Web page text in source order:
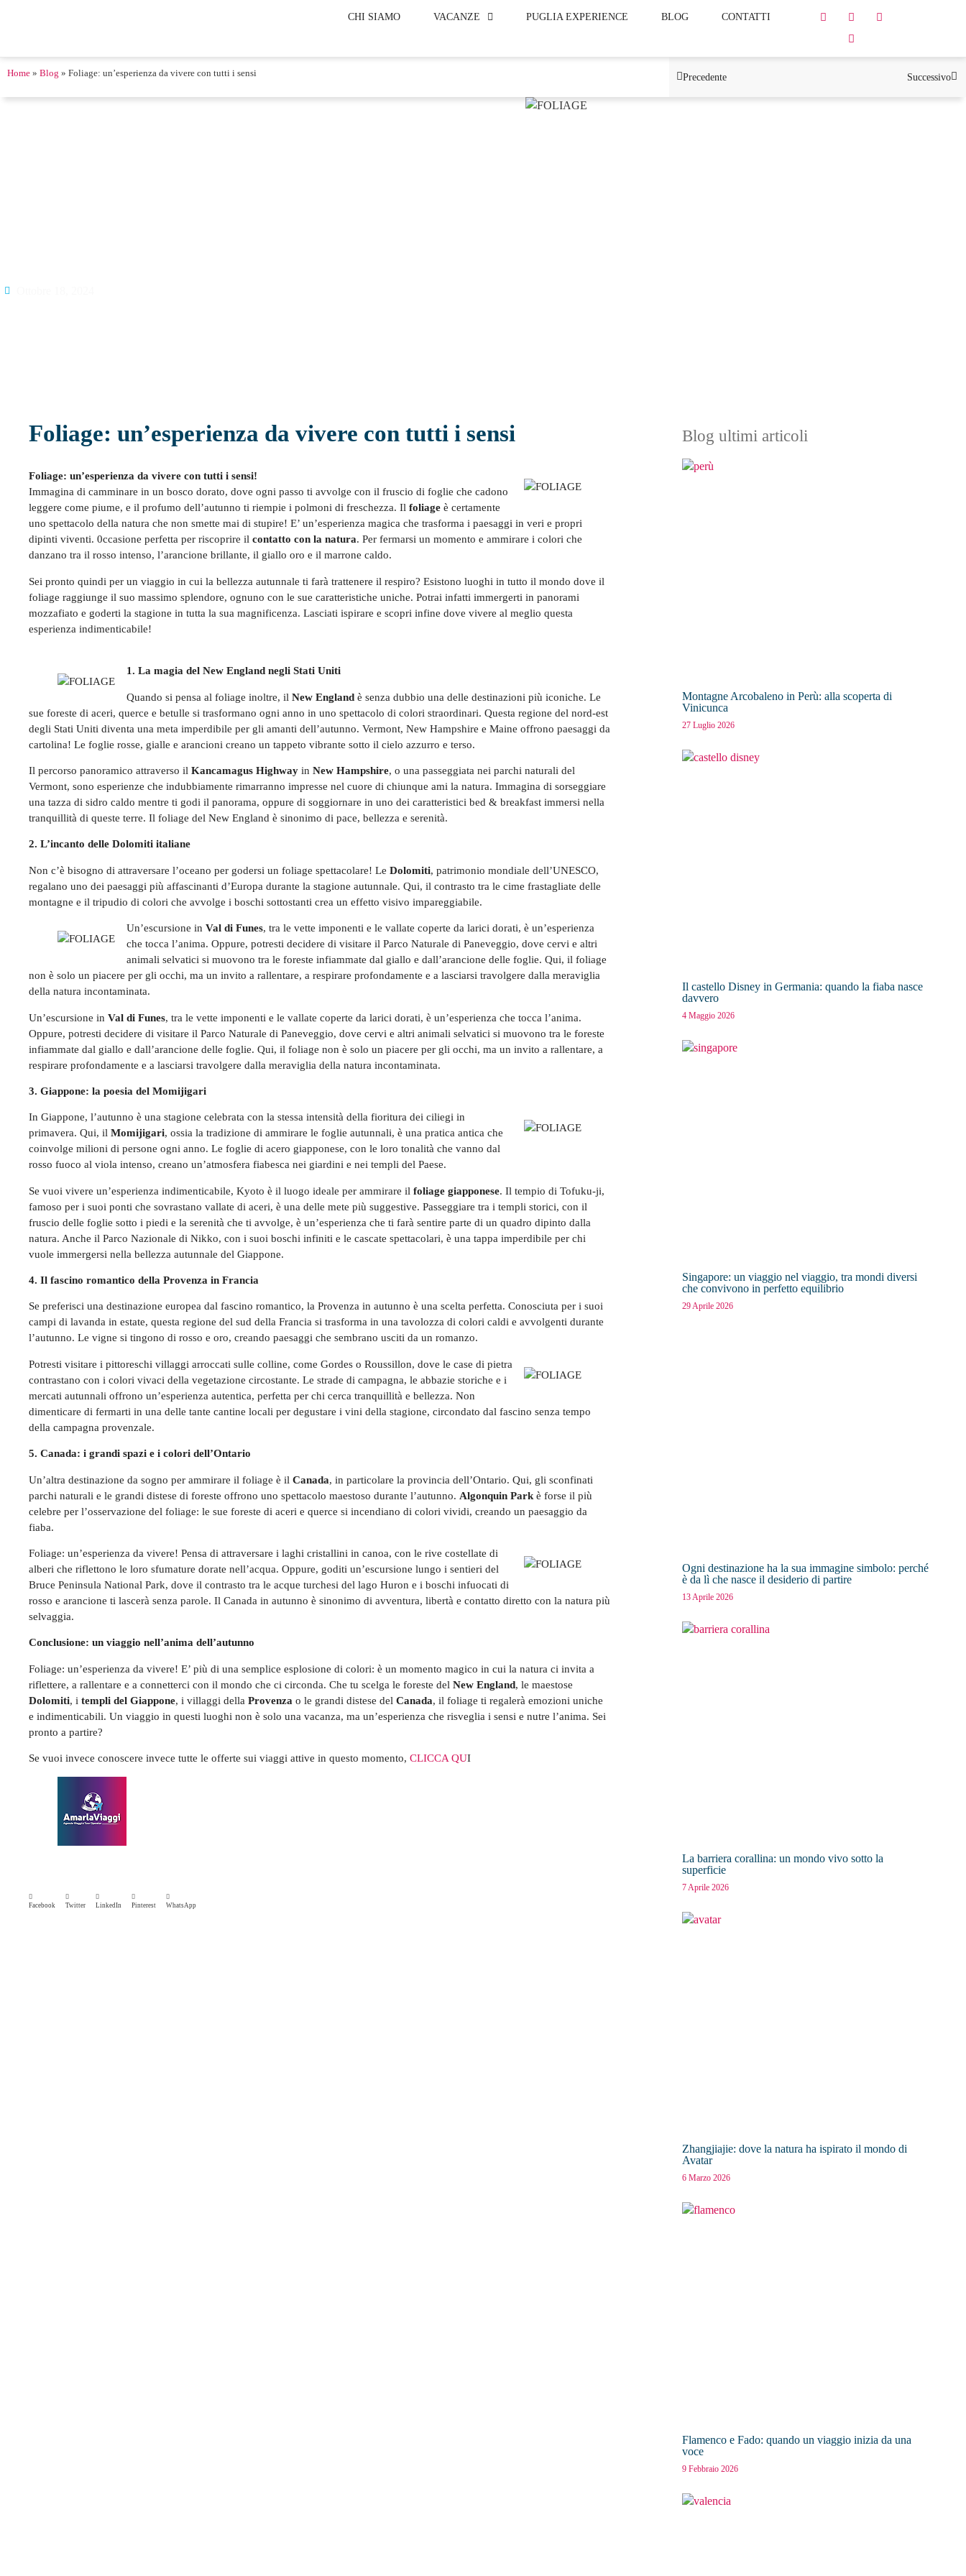
CHI SIAMO VACANZE PUGLIA EXPERIENCE BLOG CONTATTI
Home » Blog » Foliage: un’esperienza da vivere con tutti i sensi Precedente Successivo
Foliage: un’esperienza da vivere con tutti i sensi
Foliage: un’esperienza da vivere con tutti i sensi!
Immagina di camminare in un bosco dorato, dove ogni passo ti avvolge con il fruscio di foglie che cadono
leggere come piume, e il profumo dell’autunno ti riempie i polmoni di freschezza. Il foliage è certamente
uno spettacolo della natura che non smette mai di stupire! E’ un’esperienza magica che trasforma i paesaggi in veri e propri
dipinti viventi. 0ccasione perfetta per riscoprire il contatto con la natura. Per fermarsi un momento e ammirare i colori che
danzano tra il rosso intenso, l’arancione brillante, il giallo oro e il marrone caldo.
Sei pronto quindi per un viaggio in cui la bellezza autunnale ti farà trattenere il respiro? Esistono luoghi in tutto il mondo dove il
foliage raggiunge il suo massimo splendore, ognuno con le sue caratteristiche uniche. Potrai infatti immergerti in panorami
mozzafiato e goderti la stagione in tutta la sua magnificenza. Lasciati ispirare e scopri infine dove vivere al meglio questa
esperienza indimenticabile!
1. La magia del New England negli Stati Uniti
Quando si pensa al foliage inoltre, il New England è senza dubbio una delle destinazioni più iconiche. Le
sue foreste di aceri, querce e betulle si trasformano ogni anno in uno spettacolo di colori straordinari. Questa regione del nord-est
degli Stati Uniti diventa una meta imperdibile per gli amanti dell’autunno. Vermont, New Hampshire e Maine offrono paesaggi da
cartolina! Le foglie rosse, gialle e arancioni creano un tappeto vibrante sotto il cielo azzurro e terso.
Il percorso panoramico attraverso il Kancamagus Highway in New Hampshire, o una passeggiata nei parchi naturali del
Vermont, sono esperienze che indubbiamente rimarranno impresse nel cuore di chiunque ami la natura. Immagina di sorseggiare
una tazza di sidro caldo mentre ti godi il panorama, oppure di soggiornare in uno dei caratteristici bed & breakfast immersi nella
tranquillità di queste terre. Il foliage del New England è sinonimo di pace, bellezza e serenità.
2. L’incanto delle Dolomiti italiane
Non c’è bisogno di attraversare l’oceano per godersi un foliage spettacolare! Le Dolomiti, patrimonio mondiale dell’UNESCO,
regalano uno dei paesaggi più affascinanti d’Europa durante la stagione autunnale. Qui, il contrasto tra le cime frastagliate delle
montagne e il tripudio di colori che avvolge i boschi sottostanti crea un effetto visivo impareggiabile.
Un’escursione in Val di Funes, tra le vette imponenti e le vallate coperte da larici dorati, è un’esperienza
che tocca l’anima. Oppure, potresti decidere di visitare il Parco Naturale di Paneveggio, dove cervi e altri
animali selvatici si muovono tra le foreste infiammate dal giallo e dall’arancione delle foglie. Qui, il foliage
non è solo un piacere per gli occhi, ma un invito a rallentare, a respirare profondamente e a lasciarsi travolgere dalla meraviglia
della natura incontaminata.
Un’escursione in Val di Funes, tra le vette imponenti e le vallate coperte da larici dorati, è un’esperienza che tocca l’anima.
Oppure, potresti decidere di visitare il Parco Naturale di Paneveggio, dove cervi e altri animali selvatici si muovono tra le foreste
infiammate dal giallo e dall’arancione delle foglie. Qui, il foliage non è solo un piacere per gli occhi, ma un invito a rallentare, a
respirare profondamente e a lasciarsi travolgere dalla meraviglia della natura incontaminata.
3. Giappone: la poesia del Momijigari
In Giappone, l’autunno è una stagione celebrata con la stessa intensità della fioritura dei ciliegi in
primavera. Qui, il Momijigari, ossia la tradizione di ammirare le foglie autunnali, è una pratica antica che
coinvolge milioni di persone ogni anno. Le foglie di acero giapponese, con le loro tonalità che vanno dal
rosso fuoco al viola intenso, creano un’atmosfera fiabesca nei giardini e nei templi del Paese.
Se vuoi vivere un’esperienza indimenticabile, Kyoto è il luogo ideale per ammirare il foliage giapponese. Il tempio di Tofuku-ji,
famoso per i suoi ponti che sovrastano vallate di aceri, è una delle mete più suggestive. Passeggiare tra i templi storici, con il
fruscio delle foglie sotto i piedi e la serenità che ti avvolge, è un’esperienza che ti farà sentire parte di un quadro dipinto dalla
natura. Anche il Parco Nazionale di Nikko, con i suoi boschi infiniti e le cascate spettacolari, è una tappa imperdibile per chi
vuole immergersi nella bellezza autunnale del Giappone.
4. Il fascino romantico della Provenza in Francia
Se preferisci una destinazione europea dal fascino romantico, la Provenza in autunno è una scelta perfetta. Conosciuta per i suoi
campi di lavanda in estate, questa regione del sud della Francia si trasforma in una tavolozza di colori caldi e avvolgenti durante
l’autunno. Le vigne si tingono di rosso e oro, creando paesaggi che sembrano usciti da un romanzo.
Potresti visitare i pittoreschi villaggi arroccati sulle colline, come Gordes o Roussillon, dove le case di pietra
contrastano con i colori vivaci della vegetazione circostante. Le strade di campagna, le abbazie storiche e i
mercati autunnali offrono un’esperienza autentica, perfetta per chi cerca tranquillità e bellezza. Non
dimenticare di fermarti in una delle tante cantine locali per degustare i vini della stagione, circondato dal fascino senza tempo
della campagna provenzale.
5. Canada: i grandi spazi e i colori dell’Ontario
Un’altra destinazione da sogno per ammirare il foliage è il Canada, in particolare la provincia dell’Ontario. Qui, gli sconfinati
parchi naturali e le grandi distese di foreste offrono uno spettacolo maestoso durante l’autunno. Algonquin Park è forse il più
celebre per l’osservazione del foliage: le sue foreste di aceri e querce si incendiano di colori vividi, creando un paesaggio da
fiaba.
Foliage: un’esperienza da vivere! Pensa di attraversare i laghi cristallini in canoa, con le rive costellate di
alberi che riflettono le loro sfumature dorate nell’acqua. Oppure, goditi un’escursione lungo i sentieri del
Bruce Peninsula National Park, dove il contrasto tra le acque turchesi del lago Huron e i boschi infuocati di
rosso e arancione ti lascerà senza parole. Il Canada in autunno è sinonimo di avventura, libertà e contatto diretto con la natura più
selvaggia.
Conclusione: un viaggio nell’anima dell’autunno
Foliage: un’esperienza da vivere! E’ più di una semplice esplosione di colori: è un momento magico in cui la natura ci invita a
riflettere, a rallentare e a connetterci con il mondo che ci circonda. Che tu scelga le foreste del New England, le maestose
Dolomiti, i templi del Giappone, i villaggi della Provenza o le grandi distese del Canada, il foliage ti regalerà emozioni uniche
e indimenticabili. Un viaggio in questi luoghi non è solo una vacanza, ma un’esperienza che risveglia i sensi e nutre l’anima. Sei
pronto a partire?
Se vuoi invece conoscere invece tutte le offerte sui viaggi attive in questo momento, CLICCA QUI
Facebook Twitter LinkedIn Pinterest WhatsApp
Blog ultimi articoli
Montagne Arcobaleno in Perù: alla scoperta di
Vinicunca
27 Luglio 2026
Il castello Disney in Germania: quando la fiaba nasce
davvero
4 Maggio 2026
Singapore: un viaggio nel viaggio, tra mondi diversi
che convivono in perfetto equilibrio
29 Aprile 2026
Ogni destinazione ha la sua immagine simbolo: perché
è da lì che nasce il desiderio di partire
13 Aprile 2026
La barriera corallina: un mondo vivo sotto la
superficie
7 Aprile 2026
Zhangjiajie: dove la natura ha ispirato il mondo di
Avatar
6 Marzo 2026
Flamenco e Fado: quando un viaggio inizia da una
voce
9 Febbraio 2026